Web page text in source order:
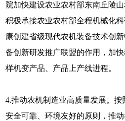
院加快建设农业农村部东南丘陵
积极承接农业农村部全程机械化
康创建省级现代农机装备技术创
备创新研发推广联盟的作用，加
样机变产品、产品上产线进程。
4.推动农机制造业高质量发展。按
安全可靠、环境友好的原则，推